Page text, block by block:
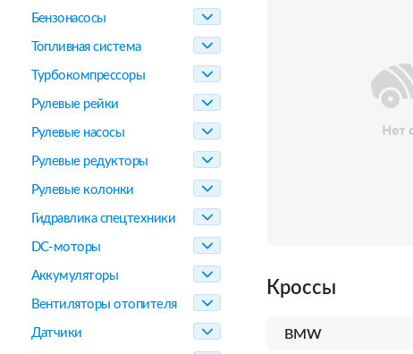
Бензонасосы
Топливная система
Турбокомпрессоры
Рулевые рейки
Рулевые насосы
Рулевые редукторы
Рулевые колонки
Гидравлика спецтехники
DC-моторы
Аккумуляторы
Вентиляторы отопителя
Датчики
Кроссы
BMW